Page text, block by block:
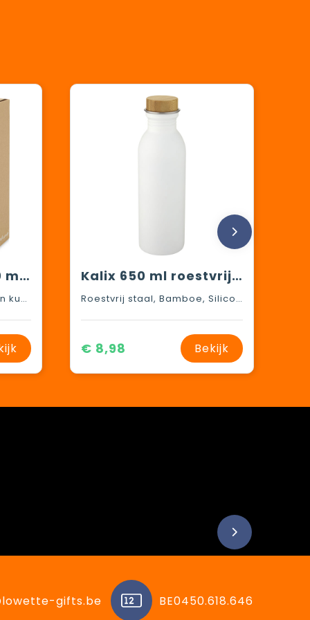
Tidan fles van 600 ml in borosilicaatglas met siliconen grip
Borosilicaatglas, Siliconen kunststof
Kalix 650 ml roestvrijstalen drinkfles
Roestvrij staal, Bamboe, Siliconen kunststof
€ 8,98 Bekijk
gifts.be BE0450.618.646